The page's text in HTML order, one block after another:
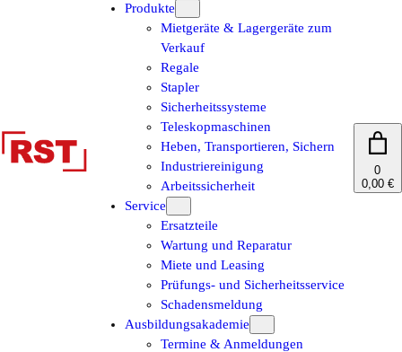
Produkte
Mietgeräte & Lagergeräte zum
Verkauf
Regale
Stapler
Sicherheitssysteme
Teleskopmaschinen
Heben, Transportieren, Sichern
Industriereinigung
Arbeitssicherheit
Service
Ersatzteile
Wartung und Reparatur
Miete und Leasing
Prüfungs- und Sicherheitsservice
Schadensmeldung
Ausbildungsakademie
Termine & Anmeldungen
0
0,00 €